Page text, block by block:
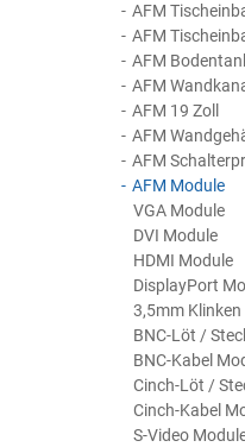
AFM
AFM
AFM
AFM
AFM 19 Zoll
AFM
AFM
AFM Module
VGA Module
DVI Module
HDMI Module
DisplayPort
3,5mm
BNC-Löt /
BNC-Kabel
Cinch-Löt /
Cinch-Kabel
S-Video